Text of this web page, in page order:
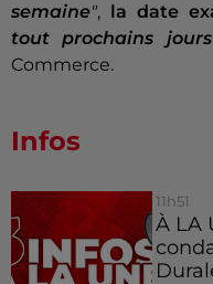
semaine", la date
tout prochains
Commerce.
Infos
11h51
À LA